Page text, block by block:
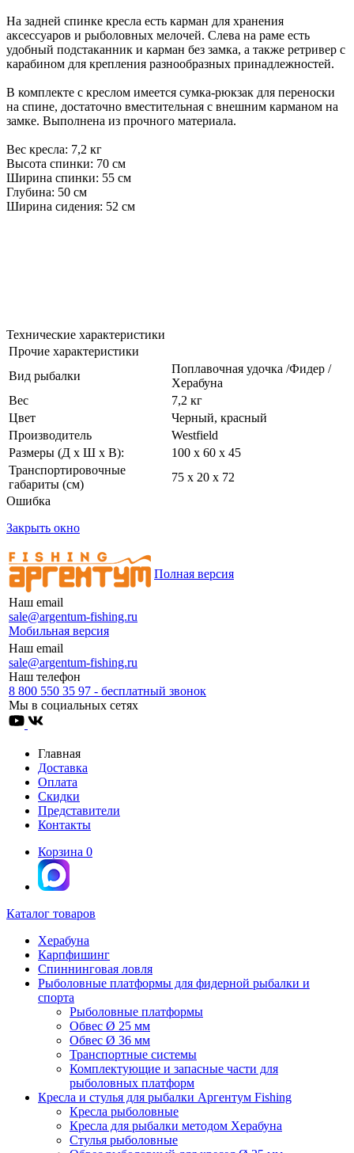
На задней спинке кресла есть карман для хранения
аксессуаров и рыболовных мелочей. Слева на раме есть
удобный подстаканник и карман без замка, а также ретривер с
карабином для крепления разнообразных принадлежностей.
В комплекте с креслом имеется сумка-рюкзак для переноски
на спине, достаточно вместительная с внешним карманом на
замке. Выполнена из прочного материала.
Вес кресла: 7,2 кг
Высота спинки: 70 см
Ширина спинки: 55 см
Глубина: 50 см
Ширина сидения: 52 см
Технические характеристики
Прочие характеристики
Вид рыбалки
Поплавочная удочка /Фидер /
Херабуна
Вес
7,2 кг
Цвет
Черный, красный
Производитель
Westfield
Размеры (Д х Ш х В):
100 x 60 x 45
Транспортировочные
габариты (см)
75 х 20 х 72
Ошибка
Закрыть окно
Наш email
sale@argentum-fishing.ru
Мобильная версия
Полная версия
Наш email
sale@argentum-fishing.ru
Наш телефон
8 800 550 35 97 - бесплатный звонок
Мы в социальных сетях
Главная
Доставка
Оплата
Скидки
Представители
Контакты
Корзина 0
Каталог товаров
Херабуна
Карпфишинг
Спиннинговая ловля
Рыболовные платформы для фидерной рыбалки и
спорта
Рыболовные платформы
Обвес Ø 25 мм
Обвес Ø 36 мм
Транспортные системы
Комплектующие и запасные части для
рыболовных платформ
Кресла и стулья для рыбалки Аргентум Fishing
Кресла рыболовные
Кресла для рыбалки методом Херабуна
Стулья рыболовные